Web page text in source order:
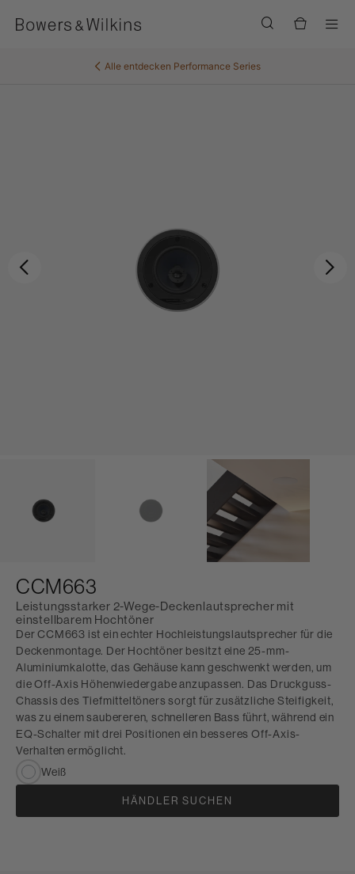
Alle entdecken Performance Series
CCM663
Leistungsstarker 2-Wege-Deckenlautsprecher mit
einstellbarem Hochtöner
Der CCM663 ist ein echter Hochleistungslautsprecher für die
Deckenmontage. Der Hochtöner besitzt eine 25-mm-
Aluminiumkalotte, das Gehäuse kann geschwenkt werden, um
die Off-Axis Höhenwiedergabe anzupassen. Das Druckguss-
Chassis des Tiefmitteltöners sorgt für zusätzliche Steifigkeit,
was zu einem saubereren, schnelleren Bass führt, während ein
EQ-Schalter mit drei Positionen ein besseres Off-Axis-
Verhalten ermöglicht.
Weiß
HÄNDLER SUCHEN